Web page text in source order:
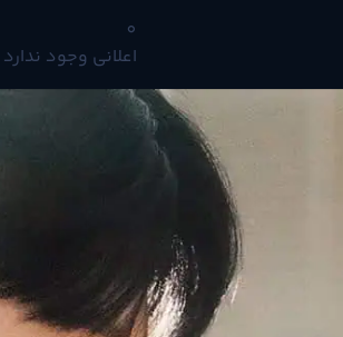
0
اعلانی وجود ندارد